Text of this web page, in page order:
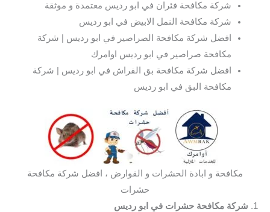
شركة مكافحة فئران في ابو رديس معتمدة و موثقة
شركة مكافحة النمل الابيض في ابو رديس
افضل شركة مكافحة الصراصير في ابو رديس | شركة
مكافحة صراصير في ابو رديس اوامرك
افضل شركة مكافحة بق الفراش في ابو رديس | شركة
مكافحة البق في ابو رديس
مكافحة و ابادة الحشرات و القوارض ، افضل شركة مكافحة
حشرات
1.
شركة مكافحة حشرات في ابو رديس